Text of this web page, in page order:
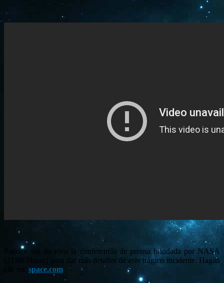
Pueden ver en vivo la conferencia de prensa brindada por NASA
(21:00 Horas) para dar más detalles de este trágico incidente. Hagan
space.com